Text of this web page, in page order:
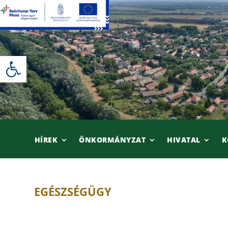
Skip
to
content
Eszköztár megnyitása
HÍREK ÖNKORMÁNYZAT HIVATAL
EGÉSZSÉGÜGY